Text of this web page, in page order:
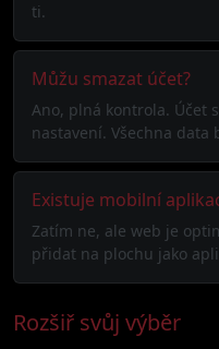
ti.
Můžu smazat účet?
Ano, plná kontrola. Účet
nastavení. Všechna data
Existuje mobilní
Zatím ne, ale web je
přidat na plochu jako
Rozšiř svůj výběr